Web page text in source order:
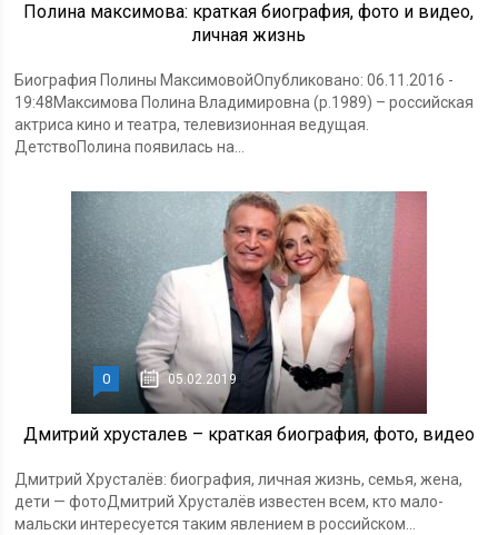
Полина максимова: краткая биография, фото и видео,
личная жизнь
Биография Полины МаксимовойОпубликовано: 06.11.2016 -
19:48Максимова Полина Владимировна (р.1989) – российская
актриса кино и театра, телевизионная ведущая.
ДетствоПолина появилась на...
0 05.02.2019
Дмитрий хрусталев – краткая биография, фото, видео
Дмитрий Хрусталёв: биография, личная жизнь, семья, жена,
дети — фотоДмитрий Хрусталёв известен всем, кто мало-
мальски интересуется таким явлением в российском...